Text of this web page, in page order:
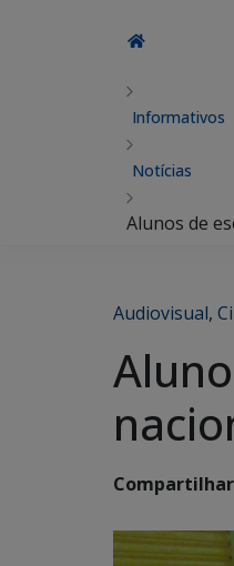
Informativos
Notícias
Alunos de
Audiovisual,